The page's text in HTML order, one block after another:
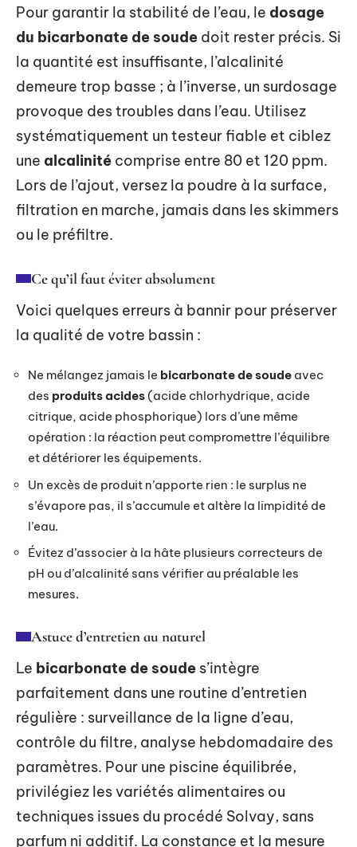
Pour garantir la stabilité de l’eau, le dosage
du bicarbonate de soude doit rester précis. Si
la quantité est insuffisante, l’alcalinité
demeure trop basse ; à l’inverse, un surdosage
provoque des troubles dans l’eau. Utilisez
systématiquement un testeur fiable et ciblez
une alcalinité comprise entre 80 et 120 ppm.
Lors de l’ajout, versez la poudre à la surface,
filtration en marche, jamais dans les skimmers
ou le préfiltre.
Ce qu’il faut éviter absolument
Voici quelques erreurs à bannir pour préserver
la qualité de votre bassin :
Ne mélangez jamais le bicarbonate de soude avec
des produits acides(acide chlorhydrique, acide
citrique, acide phosphorique) lors d’une même
opération : la réaction peut compromettre l’équilibre
et détériorer les équipements.
Un excès de produit n’apporte rien : le surplus ne
s’évapore pas, il s’accumule et altère la limpidité de
l’eau.
Évitez d’associer à la hâte plusieurs correcteurs de
pH ou d’alcalinité sans vérifier au préalable les
mesures.
Astuce d’entretien au naturel
Le bicarbonate de soude s’intègre
parfaitement dans une routine d’entretien
régulière : surveillance de la ligne d’eau,
contrôle du filtre, analyse hebdomadaire des
paramètres. Pour une piscine équilibrée,
privilégiez les variétés alimentaires ou
techniques issues du procédé Solvay, sans
parfum ni additif. La constance et la mesure